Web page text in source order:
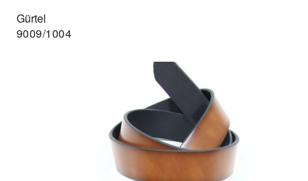
Gürtel
9009/1004